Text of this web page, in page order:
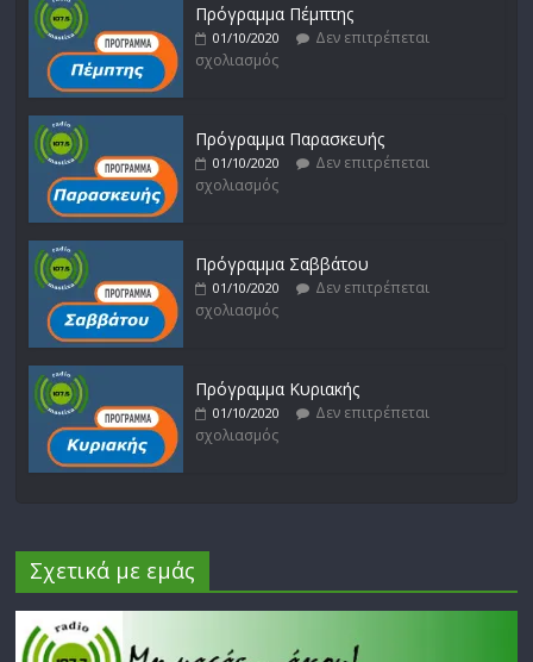
Πρόγραμμα Πέμπτης
01/10/2020
Δεν επιτρέπεται
σχολιασμός
Πρόγραμμα Παρασκευής
01/10/2020
Δεν επιτρέπεται
σχολιασμός
Πρόγραμμα Σαββάτου
01/10/2020
Δεν επιτρέπεται
σχολιασμός
Πρόγραμμα Κυριακής
01/10/2020
Δεν επιτρέπεται
σχολιασμός
Σχετικά με εμάς